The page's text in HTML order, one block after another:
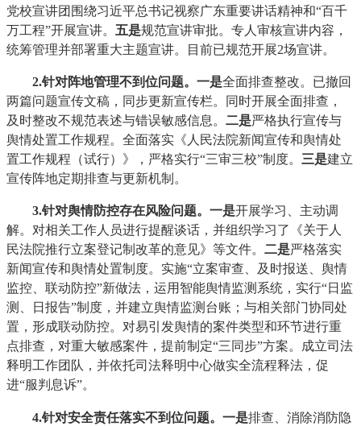
党校宣讲团围绕习近平总书记视察广东重要讲话精神和“百千
万工程”开展宣讲。 五是规范宣讲审批。专人审核宣讲内容，
统筹管理并部署重大主题宣讲。目前已规范开展2场宣讲。
2.针对阵地管理不到位问题。一是全面排查整改。已撤回
两篇问题宣传文稿，同步更新宣传栏。同时开展全面排查，
及时整改不规范表述与错误敏感信息。二是严格执行宣传与
舆情处置工作规程。全面落实《人民法院新闻宣传和舆情处
置工作规程（试行）》，严格实行“三审三校”制度。三是建立
宣传阵地定期排查与更新机制。
3.针对舆情防控存在风险问题。一是开展学习、主动调
解。对相关工作人员进行提醒谈话，并组织学习了《关于人
民法院推行立案登记制改革的意见》等文件。二是严格落实
新闻宣传和舆情处置制度。实施“立案审查、及时报送、舆情
监控、联动防控”新做法，运用智能舆情监测系统，实行“日监
测、日报告”制度，并建立舆情监测台账；与相关部门协同处
置，形成联动防控。对易引发舆情的案件类型和环节进行重
点排查，对重大敏感案件，提前制定“三同步”方案。成立司法
释明工作团队，并依托司法释明中心做实全流程释法，促
进“服判息诉”。
4.针对安全责任落实不到位问题。一是排查、消除消防隐